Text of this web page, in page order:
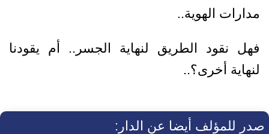
مدارات الهوية..
فهل نقود الطريق لنهاية الجسر.. أم يقودنا
لنهاية أخرى؟..
صدر للمؤلف أيضا عن الدار: